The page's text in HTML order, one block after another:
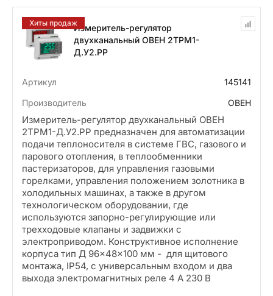
Хиты продажИзмеритель-регулятор
двухканальный ОВЕН 2ТРМ1-
Д.У2.РР
Артикул
145141
Производитель
ОВЕН
Измеритель-регулятор двухканальный ОВЕН
2ТРМ1-Д.У2.РР предназначен для автоматизации
подачи теплоносителя в системе ГВС, газового и
парового отопления, в теплообменники
пастеризаторов, для управления газовыми
горелками, управления положением золотника в
холодильных машинах, а также в другом
технологическом оборудовании, где
используются запорно-регулирующие или
трехходовые клапаны и задвижки с
электроприводом. Конструктивное исполнение
корпуса тип Д 96×48×100 мм - для щитового
монтажа, IP54, с универсальным входом и два
выхода электромагнитных реле 4 А 230 В